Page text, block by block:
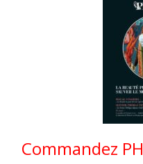
Commandez